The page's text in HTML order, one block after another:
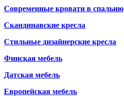
Современные кровати в спальню
Скандинавские кресла
Стильные дизайнерские кресла
Финская мебель
Датская мебель
Европейская мебель